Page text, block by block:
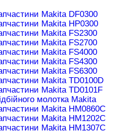
Makita DF0300
Makita HP0300
Makita FS2300
Makita FS2700
Makita FS4000
Makita FS4300
Makita FS6300
Makita TD0100D
Makita TD0101F
молотка Makita
Makita HM0860C
Makita HM1202C
Makita HM1307C